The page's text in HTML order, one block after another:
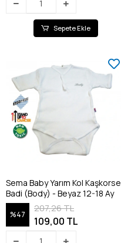
Sepete Ekle
Sema Baby Yarım Kol Kaşkorse
Badi (Body) - Beyaz 12-18 Ay
%47
207,26 TL
109,00 TL